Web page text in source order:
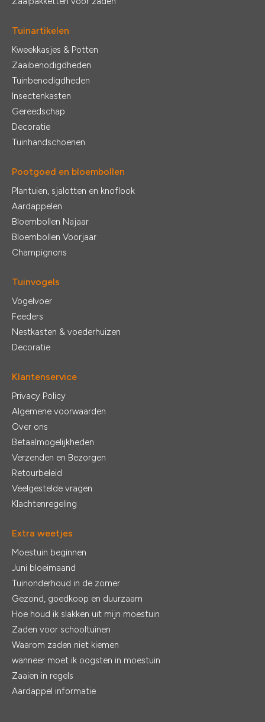
Tuinartikelen
Kweekkasjes & Potten
Zaaibenodigdheden
Tuinbenodigdheden
Insectenkasten
Gereedschap
Decoratie
Tuinhandschoenen
Pootgoed en bloembollen
Plantuien, sjalotten en knoflook
Aardappelen
Bloembollen Najaar
Bloembollen Voorjaar
Champignons
Tuinvogels
Vogelvoer
Feeders
Nestkasten & voederhuizen
Decoratie
Klantenservice
Privacy Policy
Algemene voorwaarden
Over ons
Betaalmogelijkheden
Verzenden en Bezorgen
Retourbeleid
Veelgestelde vragen
Klachtenregeling
Extra weetjes
Moestuin beginnen
Juni bloeimaand
Tuinonderhoud in de zomer
Gezond, goedkoop en duurzaam
Hoe houd ik slakken uit mijn moestuin
Zaden voor schooltuinen
Waarom zaden niet kiemen
wanneer moet ik oogsten in moestuin
Zaaien in regels
Aardappel informatie